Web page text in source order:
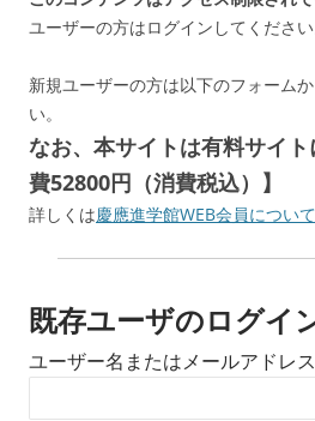
ユーザーの方はログインしてください
新規ユーザーの方は以下のフォーム
い。
なお、本サイトは有料サイ
費52800円（消費税込）】
詳しくは慶應進学館WEB会員について
既存ユーザのログイ
ユーザー名またはメールアドレス